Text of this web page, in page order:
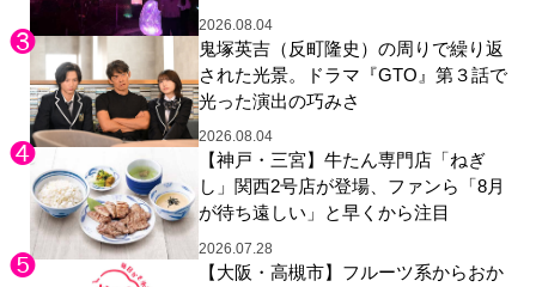
ガーデン 大阪」へ招待
2026.08.04
鬼塚英吉（反町隆史）の周りで繰り返
された光景。ドラマ『GTO』第３話で
光った演出の巧みさ
2026.08.04
【神戸・三宮】牛たん専門店「ねぎ
し」関西2号店が登場、ファンら「8月
が待ち遠しい」と早くから注目
2026.07.28
【大阪・高槻市】フルーツ系からおか